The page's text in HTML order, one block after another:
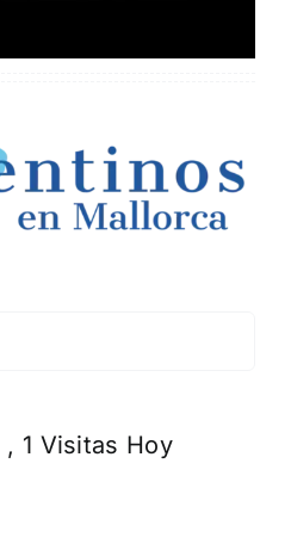
, 1 Visitas Hoy